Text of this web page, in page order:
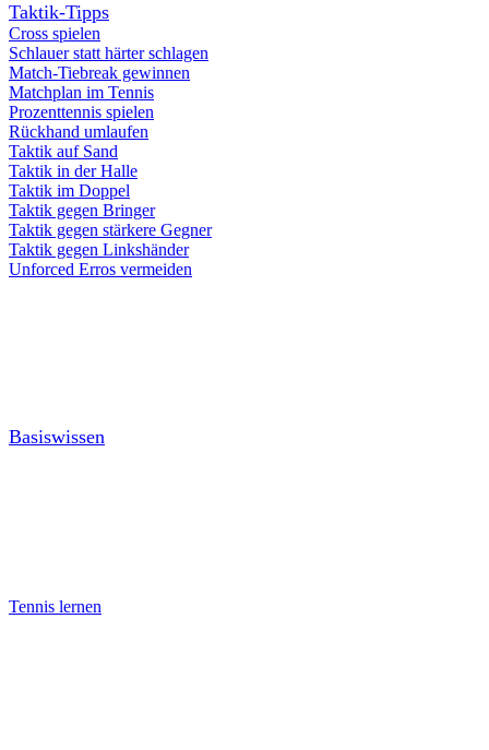
Taktik-Tipps
Cross spielen
Schlauer statt härter schlagen
Match-Tiebreak gewinnen
Matchplan im Tennis
Prozenttennis spielen
Rückhand umlaufen
Taktik auf Sand
Taktik in der Halle
Taktik im Doppel
Taktik gegen Bringer
Taktik gegen stärkere Gegner
Taktik gegen Linkshänder
Unforced Erros vermeiden
Basiswissen
Tennis lernen